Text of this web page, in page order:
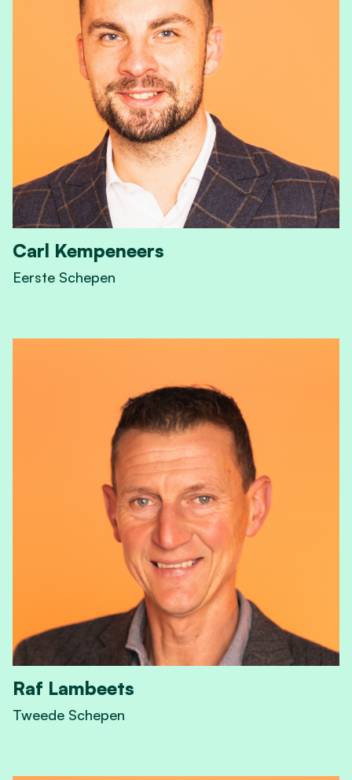
Carl Kempeneers
Eerste Schepen
Raf Lambeets
Tweede Schepen